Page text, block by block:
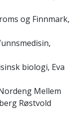
og Finnmark,
biologi, Eva
Mellem
Røstvold